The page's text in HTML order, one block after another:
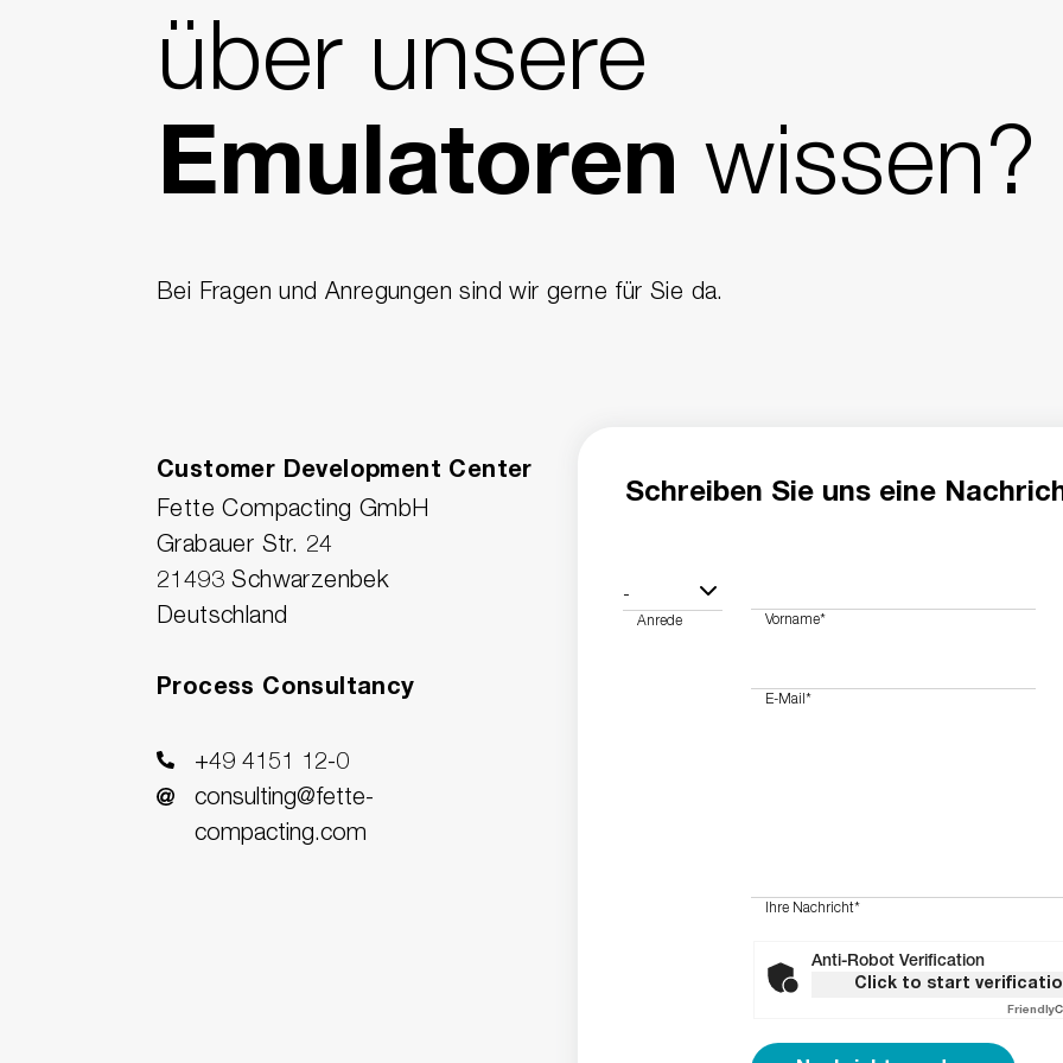
über unsere
Emulatoren wissen?
Bei Fragen und Anregungen sind wir gerne für Sie da.
Customer Development Center
Fette Compacting GmbH
Grabauer Str. 24
21493 Schwarzenbek
Deutschland
Process Consultancy
+49 4151 12-0
consulting@fette-
compacting.com
Schreiben Sie uns eine
-
Anrede Vorname*
E-Mail*
Ihre Nachricht*
Anti-Robot Verification
Click to start
Friendly